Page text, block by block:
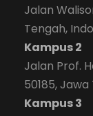
Jalan
Tengah,
Kampus 2
Jalan Prof.
50185,
Kampus 3